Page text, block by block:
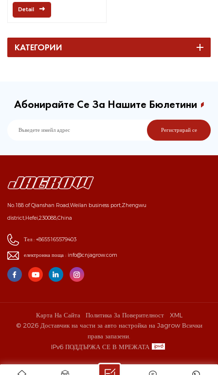
Detail
КАТЕГОРИИ
Абонирайте Се За Нашите Бюлетини
No.188 of Qianshan Road,Weilan business port,Zhengwu
district,Hefei,230088,China
Тел : +8655165579403
електронна поща : info@cnjagrow.com
Карта На Сайта Политика За Поверителност
XML
© 2026 Доставчик на части за авто настройка на Jagrow Всички
права запазени.
IPv6 ПОДДЪРЖА СЕ В МРЕЖАТА